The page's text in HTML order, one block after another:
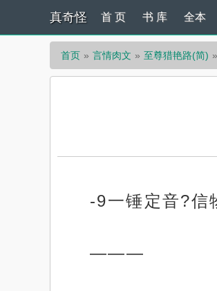
真奇怪 首 页 书 库 全本
首页 言情肉文 至尊猎艳路(简)
-9一锤定音?信
———